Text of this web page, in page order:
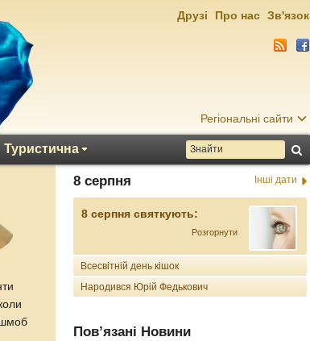
Регіональні сайти
Туристична
Друзі Про нас Зв'язок
8 серпня Інші дати
8 серпня святкують:
Розгорнути
Всесвітній день кішок
Народився Юрій Федькович
Пов’язані Новини